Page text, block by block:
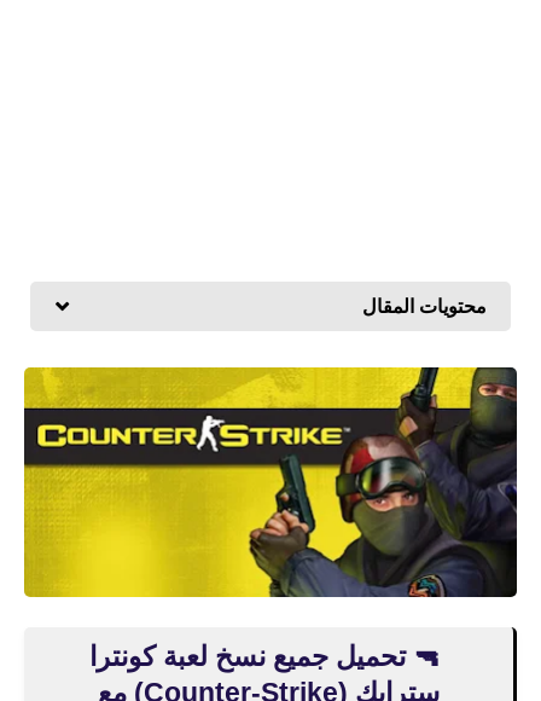
محتويات المقال
🔫 تحميل جميع نسخ لعبة كونترا
سترايك (Counter-Strike) مع